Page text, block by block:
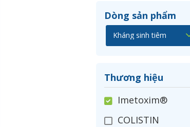
Dòng sản phẩm
Thương hiệu
Imetoxim®
COLISTIN